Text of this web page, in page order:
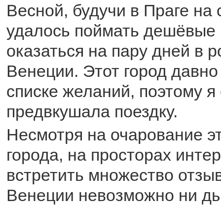
Весной, будучи в Праге на
удалось поймать дешёвые
оказаться на пару дней в
Венеции. Этот город
списке желаний, поэтому я
предвкушала поездку.
Несмотря на очарование
города, на просторах
встретить множество
Венеции невозможно ни